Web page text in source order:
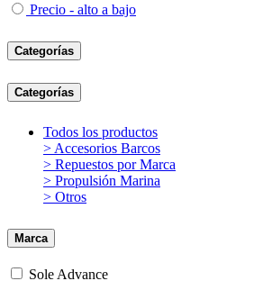
Precio - alto a bajo
Categorías
Categorías
Todos los productos
> Accesorios Barcos
> Repuestos por Marca
> Propulsión Marina
> Otros
Marca
Sole Advance